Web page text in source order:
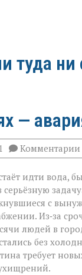
туда
—
Комментарии
идти вода,
с
Из‑за
людей в
без
требует